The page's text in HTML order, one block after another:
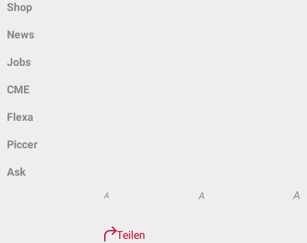
Shop
News
Jobs
CME
Flexa
Piccer
Ask
A A A
Teilen